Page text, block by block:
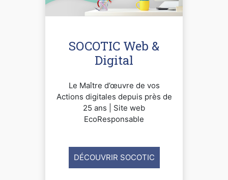
SOCOTIC Web &
Digital
Le Maître d’œuvre de vos
Actions digitales depuis près de
25 ans | Site web
EcoResponsable
DÉCOUVRIR SOCOTIC